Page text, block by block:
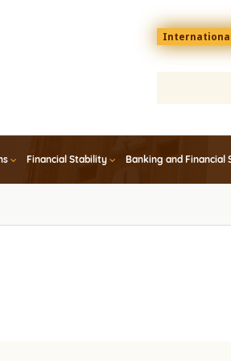
Menu
top
En
Financial Stability Banking and Financial